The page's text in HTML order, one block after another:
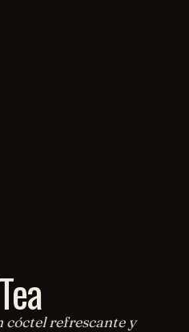
cóctel refrescante y